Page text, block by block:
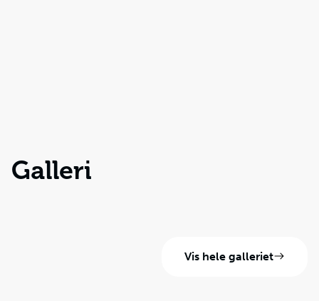
Galleri
Vis hele galleriet